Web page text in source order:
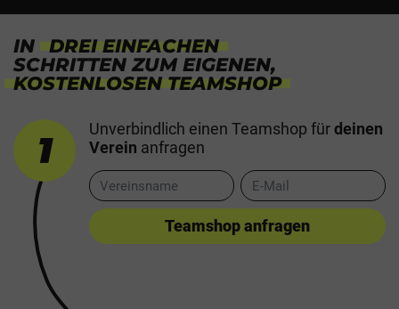
IN
DREI EINFACHEN
SCHRITTEN ZUM EIGENEN,
KOSTENLOSEN TEAMSHOP
1 Unverbindlich einen Teamshop fürdeinen
Verein anfragen
Teamshop anfragen